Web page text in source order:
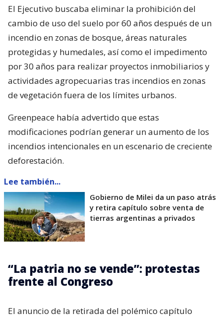
El Ejecutivo buscaba eliminar la prohibición del
cambio de uso del suelo por 60 años después de un
incendio en zonas de bosque, áreas naturales
protegidas y humedales, así como el impedimento
por 30 años para realizar proyectos inmobiliarios y
actividades agropecuarias tras incendios en zonas
de vegetación fuera de los límites urbanos.
Greenpeace había advertido que estas
modificaciones podrían generar un aumento de los
incendios intencionales en un escenario de creciente
deforestación.
Lee también...
Gobierno de Milei da un paso atrás
y retira capítulo sobre venta de
tierras argentinas a privados
“La patria no se vende”: protestas
frente al Congreso
El anuncio de la retirada del polémico capítulo